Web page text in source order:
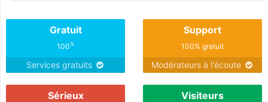
Gratuit
100%
Services gratuits
Support
100% gratuit
Modérateurs à l'écoute
Sérieux Visiteurs